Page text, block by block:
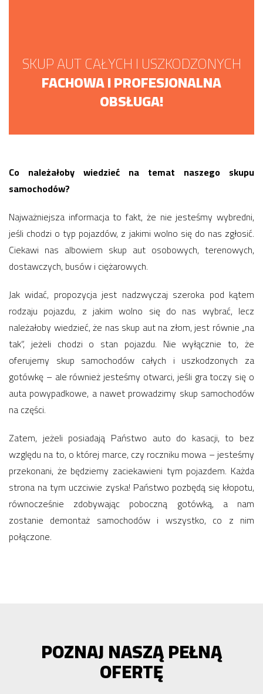
SKUP AUT CAŁYCH I USZKODZONYCH
FACHOWA I PROFESJONALNA
OBSŁUGA!
Co należałoby wiedzieć na temat naszego skupu
samochodów?
Najważniejsza informacja to fakt, że nie jesteśmy wybredni,
jeśli chodzi o typ pojazdów, z jakimi wolno się do nas zgłosić.
Ciekawi nas albowiem skup aut osobowych, terenowych,
dostawczych, busów i ciężarowych.
Jak widać, propozycja jest nadzwyczaj szeroka pod kątem
rodzaju pojazdu, z jakim wolno się do nas wybrać, lecz
należałoby wiedzieć, że nas skup aut na złom, jest równie „na
tak”, jeżeli chodzi o stan pojazdu. Nie wyłącznie to, że
oferujemy skup samochodów całych i uszkodzonych za
gotówkę – ale również jesteśmy otwarci, jeśli gra toczy się o
auta powypadkowe, a nawet prowadzimy skup samochodów
na części.
Zatem, jeżeli posiadają Państwo auto do kasacji, to bez
względu na to, o której marce, czy roczniku mowa – jesteśmy
przekonani, że będziemy zaciekawieni tym pojazdem. Każda
strona na tym uczciwie zyska! Państwo pozbędą się kłopotu,
równocześnie zdobywając poboczną gotówką, a nam
zostanie demontaż samochodów i wszystko, co z nim
połączone.
POZNAJ NASZĄ PEŁNĄ
OFERTĘ